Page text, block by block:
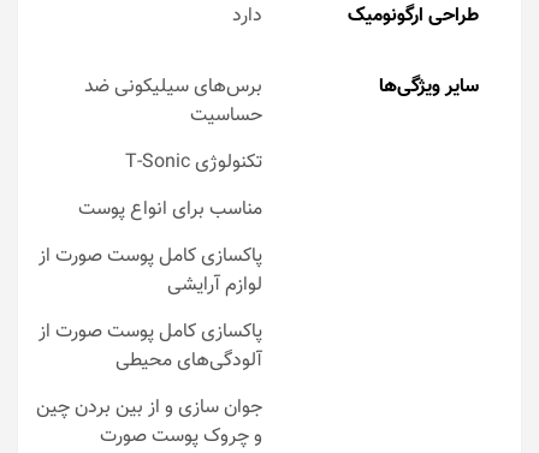
طراحی ارگونومیک دارد
سایر ویژگی‌ها
برس‌های سیلیکونی ضد
حساسیت
تکنولوژی T-Sonic
مناسب برای انواع پوست
پاکسازی کامل پوست صورت از
لوازم آرایشی
پاکسازی کامل پوست صورت از
آلودگی‌های محیطی
جوان سازی و از بین بردن چین
و چروک پوست صورت